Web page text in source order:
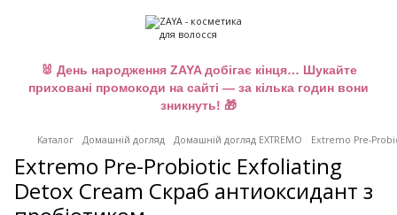
🐰 День народження ZAYA добігає кінця… Шукайте
приховані промокоди на сайті — за кілька годин вони
зникнуть! 🎁
Каталог Домашній догляд Домашній догляд EXTREMO Extremo Pre-
Extremo Pre-Probiotic Exfoliating
Detox Cream Скраб антиоксидант з